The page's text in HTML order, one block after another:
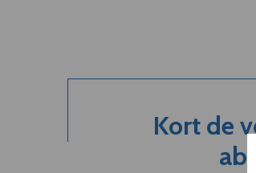
Kort de